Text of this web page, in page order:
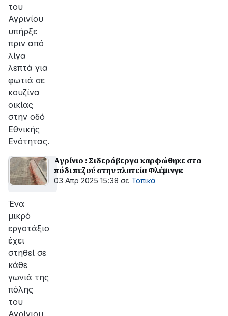
του
Αγρινίου
υπήρξε
πριν από
λίγα
λεπτά για
φωτιά σε
κουζίνα
οικίας
στην οδό
Εθνικής
Ενότητας.
Αγρίνιο : Σιδερόβεργα καρφώθηκε στο
πόδι πεζού στην πλατεία Φλέμινγκ
03 Απρ 2025 15:38 σε Τοπικά
Ένα
μικρό
εργοτάξιο
έχει
στηθεί σε
κάθε
γωνιά της
πόλης
του
Αγρίνιου